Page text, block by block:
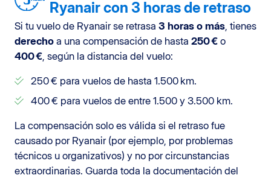
Ryanair con 3 horas de retraso
Si tu vuelo de Ryanair se retrasa 3 horas o más, tienes
derecho a una compensación de hasta 250 € o
400 €, según la distancia del vuelo:
250 € para vuelos de hasta 1.500 km.
400 € para vuelos de entre 1.500 y 3.500 km.
La compensación solo es válida si el retraso fue
causado por Ryanair (por ejemplo, por problemas
técnicos u organizativos) y no por circunstancias
extraordinarias. Guarda toda la documentación del